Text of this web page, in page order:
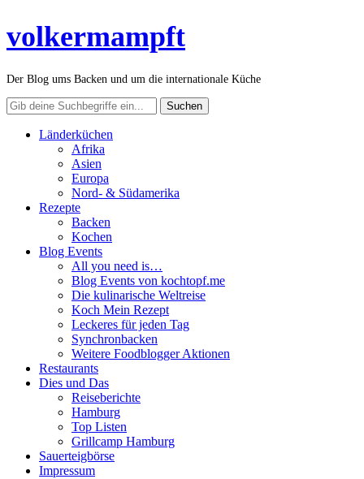
volkermampft
Der Blog ums Backen und um die internationale Küche
Länderküchen
Afrika
Asien
Europa
Nord- & Südamerika
Rezepte
Backen
Kochen
Blog Events
All you need is…
Blog Events von kochtopf.me
Die kulinarische Weltreise
Koch Mein Rezept
Leckeres für jeden Tag
Synchronbacken
Weitere Foodblogger Aktionen
Restaurants
Dies und Das
Reiseberichte
Hamburg
Top Listen
Grillcamp Hamburg
Sauerteigbörse
Impressum